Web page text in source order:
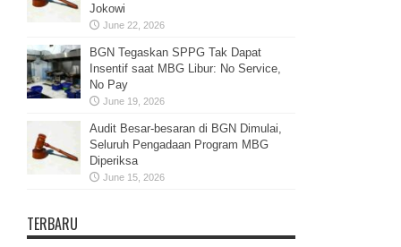
Jokowi
June 22, 2026
BGN Tegaskan SPPG Tak Dapat
Insentif saat MBG Libur: No Service,
No Pay
June 19, 2026
Audit Besar-besaran di BGN Dimulai,
Seluruh Pengadaan Program MBG
Diperiksa
June 15, 2026
TERBARU